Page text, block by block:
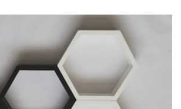
was:
349.99lei.
is:
259.99lei.